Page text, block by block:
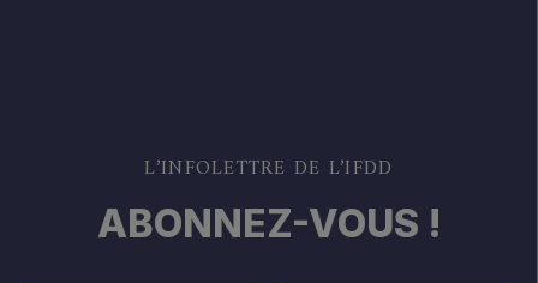
L’INFOLETTRE DE L’IFDD
ABONNEZ-VOUS !